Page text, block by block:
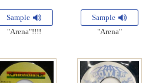
Sample
"Arena"!!!!
Sample
"Arena"